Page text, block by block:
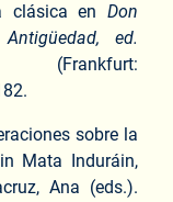
clásica en Don
ed.
(Frankfurt:
sobre la
in Mata Induráin,
Ana (eds.).